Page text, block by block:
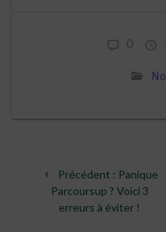
0
Précédent : Article
précédent
:
Panique
Parcoursup ? Voici 3
erreurs à éviter !